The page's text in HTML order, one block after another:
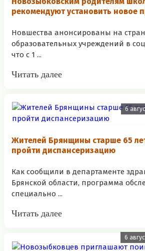
рекомендуют установить новое
Новшества анонсированы на
образовательных учреждений в
что с 1 ...
Читать далее
6
Жителей Брянщины старше 65
пройти диспансеризацию
Как сообщили в департаменте
Брянской области, программа
специально ...
Читать далее
6